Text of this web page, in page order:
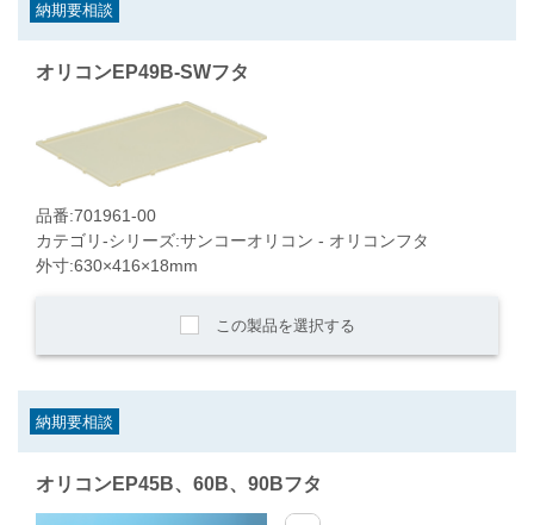
納期要相談
オリコンEP49B-SWフタ
品番:701961-00
カテゴリ-シリーズ:サンコーオリコン - オリコンフタ
外寸:630×416×18mm
この製品を選択する
納期要相談
オリコンEP45B、60B、90Bフタ